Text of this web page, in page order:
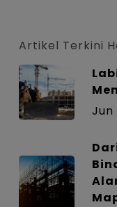
Artikel Terkini
Jun